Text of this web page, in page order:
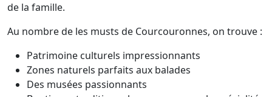
de la famille.
Au nombre de les musts de Courcouronnes, on trouve :
Patrimoine culturels impressionnants
Zones naturels parfaits aux balades
Des musées passionnants